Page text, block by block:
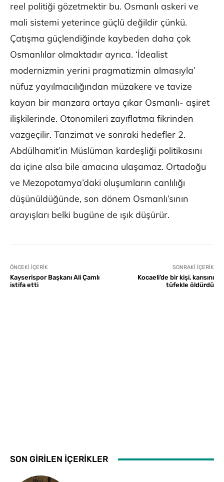
reel politiği gözetmektir bu. Osmanlı askeri ve
mali sistemi yeterince güçlü değildir çünkü.
Çatışma güçlendiğinde kaybeden daha çok
Osmanlılar olmaktadır ayrıca. ‘İdealist
modernizmin yerini pragmatizmin almasıyla’
nüfuz yayılmacılığından müzakere ve tavize
kayan bir manzara ortaya çıkar Osmanlı- aşiret
ilişkilerinde. Otonomileri zayıflatma fikrinden
vazgeçilir. Tanzimat ve sonraki hedefler 2.
Abdülhamit’in Müslüman kardeşliği politikasını
da içine alsa bile amacına ulaşamaz. Ortadoğu
ve Mezopotamya’daki oluşumların canlılığı
düşünüldüğünde, son dönem Osmanlı’sının
arayışları belki bugüne de ışık düşürür.
ÖNCEKI İÇERIK
Kayserispor Başkanı Ali Çamlı
istifa etti
SONRAKI İÇERIK
Kocaeli’de bir kişi, karısını
tüfekle öldürdü
SON GİRİLEN İÇERİKLER